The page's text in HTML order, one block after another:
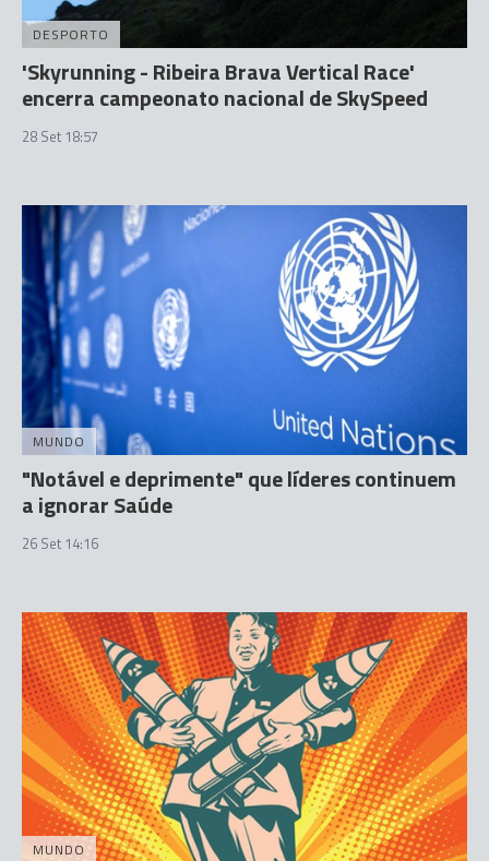
DESPORTO
'Skyrunning - Ribeira Brava Vertical Race'
encerra campeonato nacional de SkySpeed
28 Set 18:57
MUNDO
"Notável e deprimente" que líderes continuem
a ignorar Saúde
26 Set 14:16
MUNDO